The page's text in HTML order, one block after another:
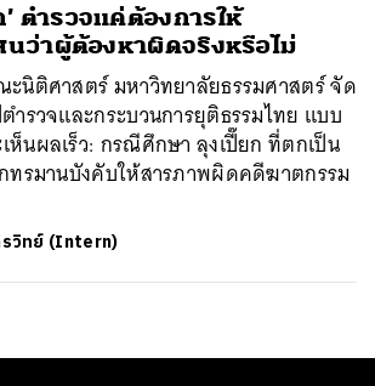
ตำรวจแค่ต้องการให้
นว่าผู้ต้องหาผิดจริงหรือไม่
นิติศาสตร์ มหาวิทยาลัยธรรมศาสตร์ จัด
ำรวจและกระบวนการยุติธรรมไทย แบบ
ห็นผลเร็ว: กรณีศึกษา ลุงเปี๊ยก ที่ตกเป็น
ทรมานบังคับให้สารภาพผิดคดีฆาตกรรม
วิทย์ (Intern)